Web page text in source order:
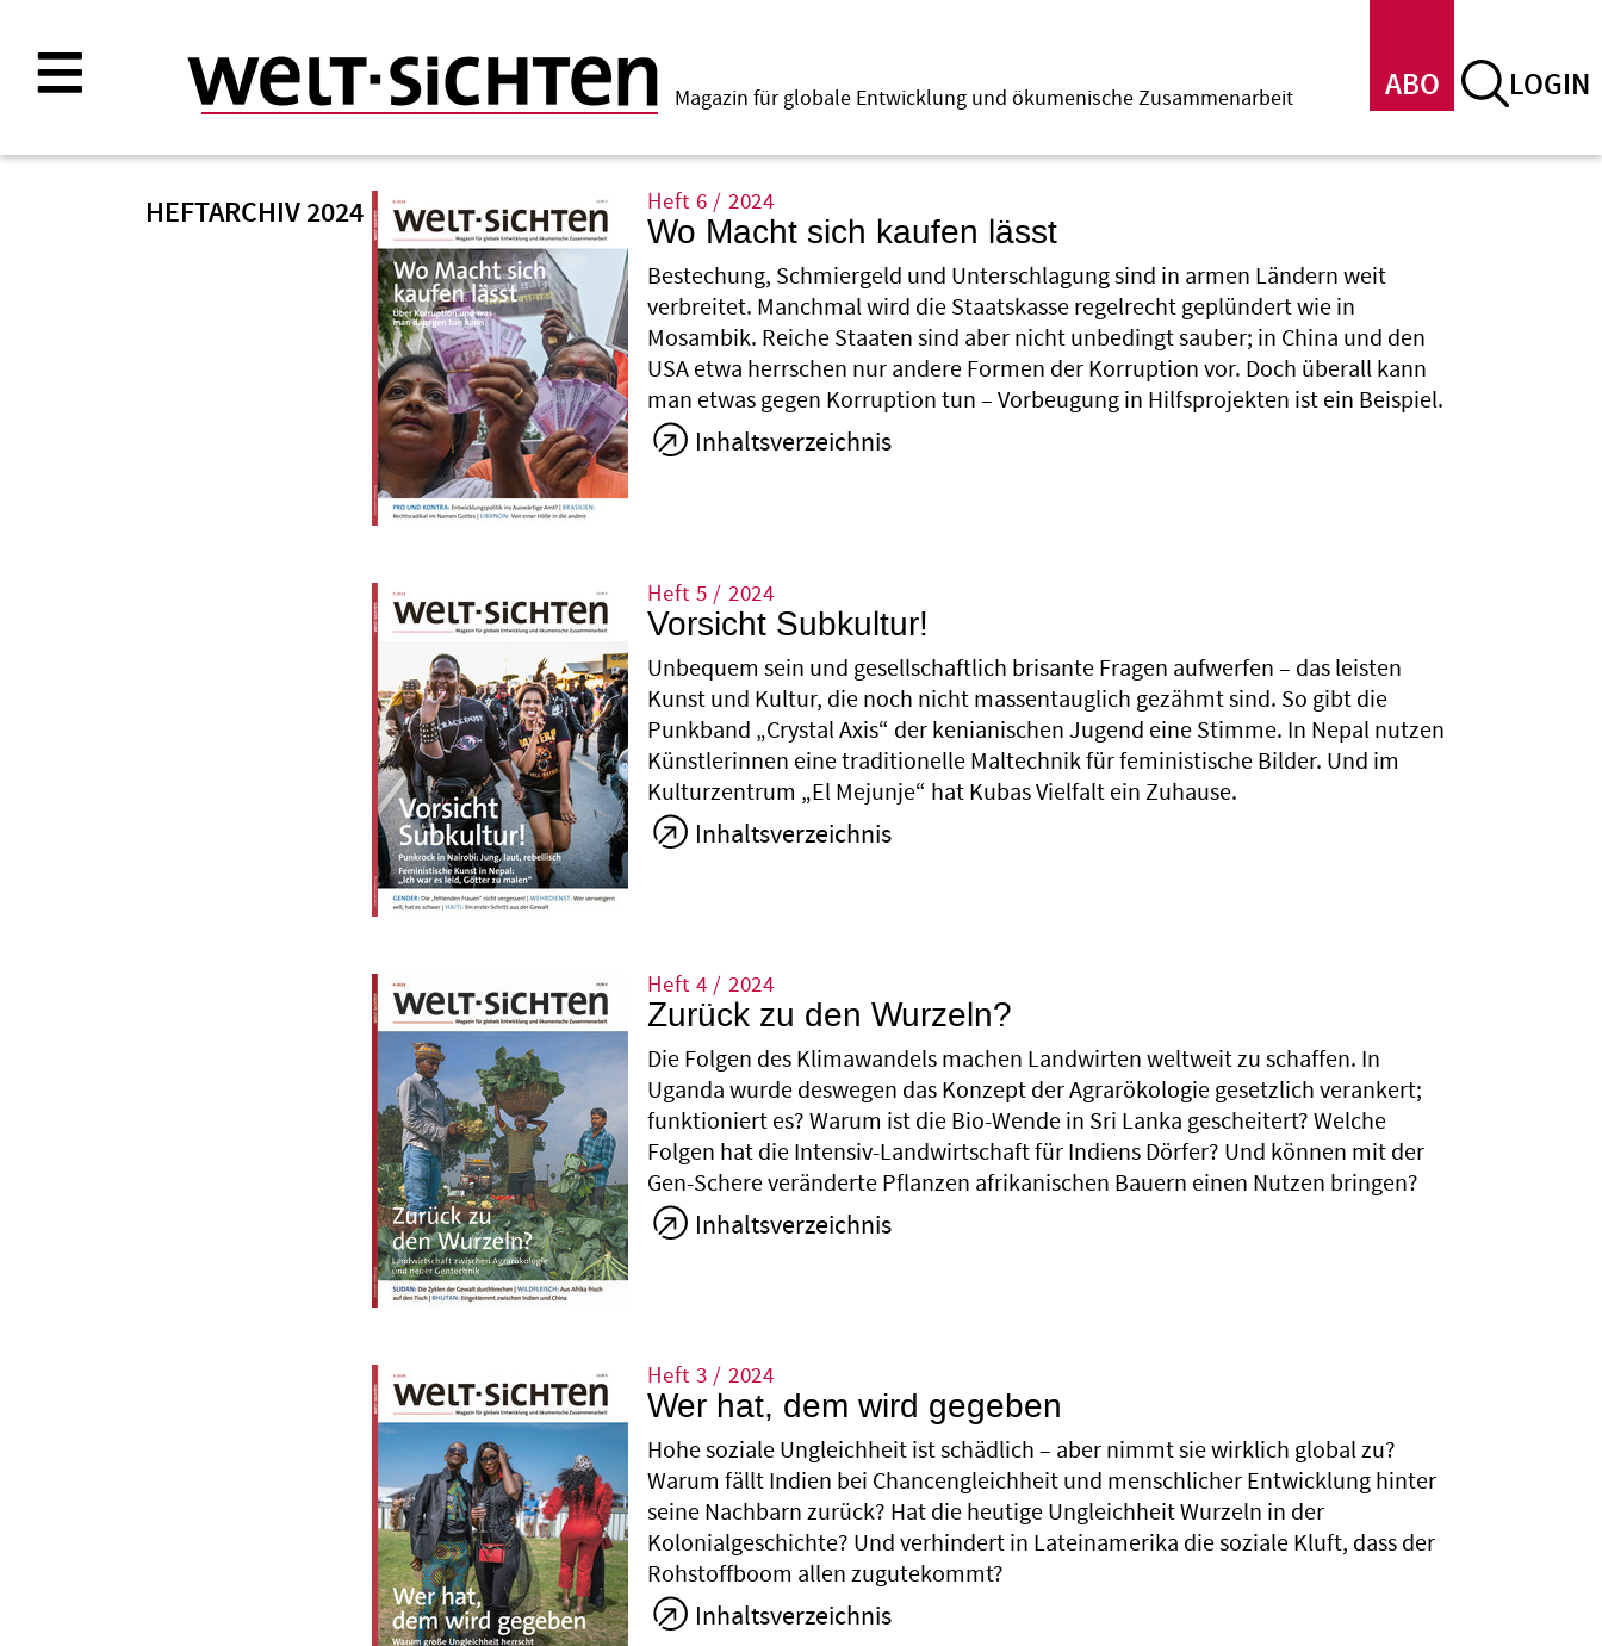
Inhalt
ABO LOGIN
Magazin für globale Entwicklung und ökumenische Zusammenarbeit
HEFTARCHIV 2024 Heft 6 / 2024
Wo Macht sich kaufen lässt
Bestechung, Schmiergeld und Unterschlagung sind in armen Ländern weit
verbreitet. Manchmal wird die Staatskasse regelrecht geplündert wie in
Mosambik. Reiche Staaten sind aber nicht unbedingt sauber; in China und den
USA etwa herrschen nur andere Formen der Korruption vor. Doch überall kann
man etwas gegen Korruption tun – Vorbeugung in Hilfsprojekten ist ein Beispiel.
Inhaltsverzeichnis
Heft 5 / 2024
Vorsicht Subkultur!
Unbequem sein und gesellschaftlich brisante Fragen aufwerfen – das leisten
Kunst und Kultur, die noch nicht massentauglich gezähmt sind. So gibt die
Punkband „Crystal Axis“ der kenianischen Jugend eine Stimme. In Nepal nutzen
Künstlerinnen eine traditionelle Maltechnik für feministische Bilder. Und im
Kulturzentrum „El Mejunje“ hat Kubas Vielfalt ein Zuhause.
Inhaltsverzeichnis
Heft 4 / 2024
Zurück zu den Wurzeln?
Die Folgen des Klimawandels machen Landwirten weltweit zu schaffen. In
Uganda wurde deswegen das Konzept der Agrarökologie gesetzlich verankert;
funktioniert es? Warum ist die Bio-Wende in Sri Lanka gescheitert? Welche
Folgen hat die Intensiv-Landwirtschaft für Indiens Dörfer? Und können mit der
Gen-Schere veränderte Pflanzen afrikanischen Bauern einen Nutzen bringen?
Inhaltsverzeichnis
Heft 3 / 2024
Wer hat, dem wird gegeben
Hohe soziale Ungleichheit ist schädlich – aber nimmt sie wirklich global zu?
Warum fällt Indien bei Chancengleichheit und menschlicher Entwicklung hinter
seine Nachbarn zurück? Hat die heutige Ungleichheit Wurzeln in der
Kolonialgeschichte? Und verhindert in Lateinamerika die soziale Kluft, dass der
Rohstoffboom allen zugutekommt?
Inhaltsverzeichnis